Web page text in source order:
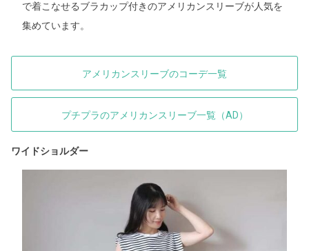
で着こなせるブラカップ付きのアメリカンスリーブが人気を
集めています。
アメリカンスリーブのコーデ一覧
プチプラのアメリカンスリーブ一覧（AD）
ワイドショルダー